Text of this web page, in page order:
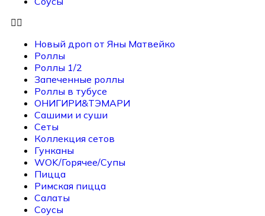
Новый дроп от Яны Матвейко
Роллы
Роллы 1/2
Запеченные роллы
Роллы в тубусе
ОНИГИРИ&ТЭМАРИ
Сашими и суши
Сеты
Коллекция сетов
Гунканы
WOK/Горячее/Супы
Пицца
Римская пицца
Салаты
Соусы